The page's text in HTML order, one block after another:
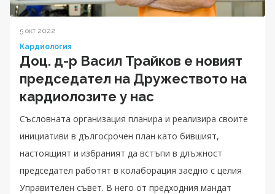
5 окт 2022
Кардиология
Доц. д-р Васил Трайков е новият
председател на Дружеството на
кардиолозите у нас
Съсловната организация планира и реализира своите
инициативи в дългосрочен план като бившият,
настоящият и избраният да встъпи в длъжност
председател работят в колаборация заедно с целия
Управителен съвет. В него от предходния мандат